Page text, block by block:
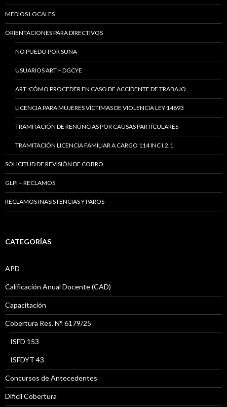
MEDIOS LOCALES
ORIENTACIONES PARA DIRECTIVOS
NO PUEDO POR SUNA
USUARIOS ART – DGCYE
ART :CÓMO PROCEDER EN CASO DE ACCIDENTE DE TRABAJO
LICENCIA PARA MUJERES VÍCTIMAS DE VIOLENCIA LEY 14893
TRAMITACIÓN DE RENUNCIAS POR CAUSAS PARTÍCULARES
TRAMITACIÓN LICENCIA FAMILIAR A CARGO 114 INC I.2.1
SOLICITUD DE REVISIÓN DE COBRO
GLPI – RECLAMOS
RECLAMOS INASISTENCIAS Y PAROS
CATEGORÍAS
APD
Calificación Anual Docente (CAD)
Capacitación
Cobertura Res. N° 6179/25
ISFD 153
ISFDYT 43
Concursos de Antecedentes
Díficil Cobertura